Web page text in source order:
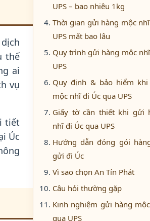
UPS – bao nhiêu 1kg
Thời gian gửi hàng mộc
UPS mất bao lâu
Quy trình gửi hàng mộc
UPS
Quy định & bảo hiểm
mộc nhĩ đi Úc qua UPS
Giấy tờ cần thiết khi gửi
nhĩ đi Úc qua UPS
Hướng dẫn đóng gói
gửi đi Úc
Vì sao chọn An Tín Phát
Câu hỏi thường gặp
Kinh nghiệm gửi hàng
qua UPS
thế
ai
vụ
tiết
Úc